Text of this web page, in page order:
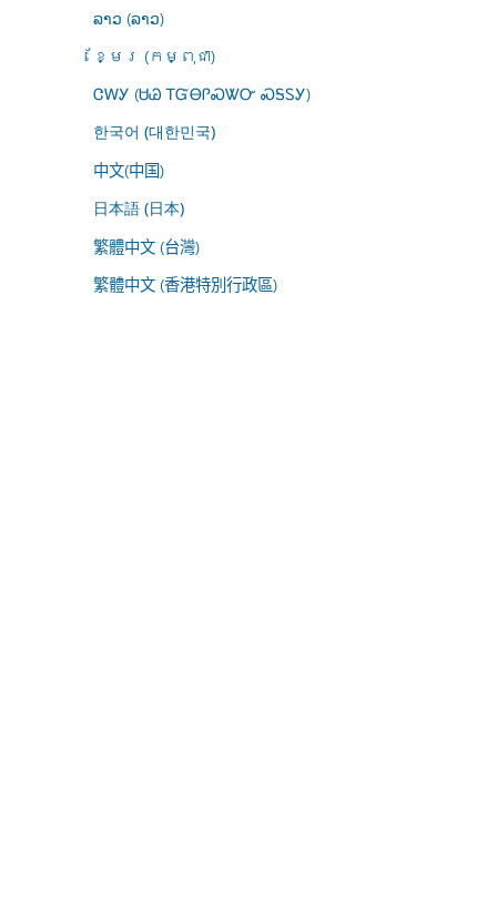
ລາວ (ລາວ)
ខ្មែរ (កម្ពុជា)
ᏣᎳᎩ (ᏌᏊ ᎢᏳᎾᎵᏍᏔᏅ ᏍᎦᏚᎩ)
한국어 (대한민국)
中文(中国)
日本語 (日本)
繁體中文 (台灣)
繁體中文 (香港特別行政區)